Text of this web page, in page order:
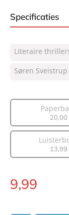
Specificaties
NUR:
Type:
Vertaler:
Aantal pagina's:
Uitgever:
Literaire
Søren Sveistrup
20,00
13,99
E-
9,99